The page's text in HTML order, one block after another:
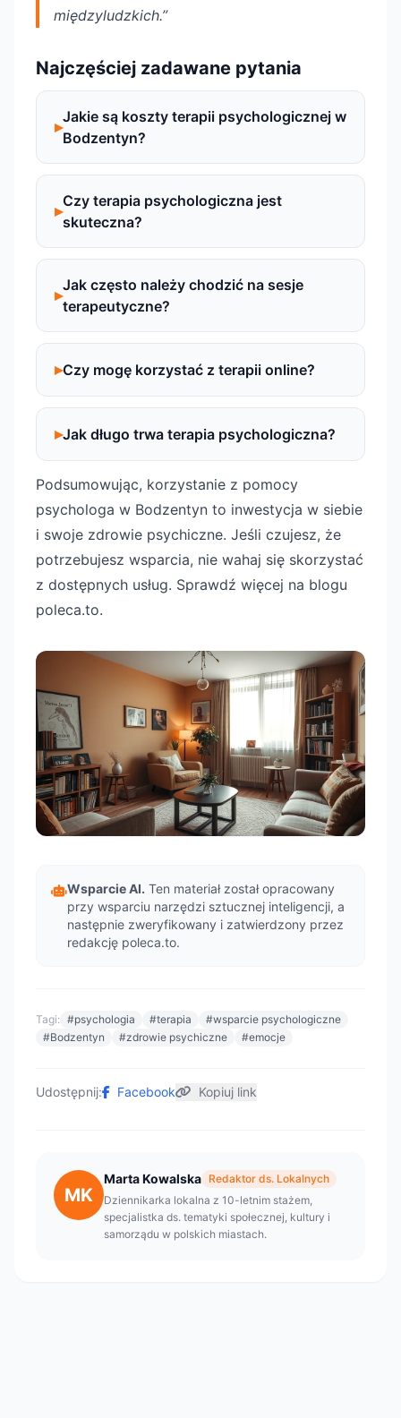
międzyludzkich.”
Najczęściej zadawane pytania
Jakie są koszty terapii psychologicznej w
Bodzentyn?
Czy terapia psychologiczna jest
skuteczna?
Jak często należy chodzić na sesje
terapeutyczne?
Czy mogę korzystać z terapii online?
Jak długo trwa terapia psychologiczna?
Podsumowując, korzystanie z pomocy
psychologa w Bodzentyn to inwestycja w siebie
i swoje zdrowie psychiczne. Jeśli czujesz, że
potrzebujesz wsparcia, nie wahaj się skorzystać
z dostępnych usług. Sprawdź więcej na blogu
poleca.to.
Wsparcie AI. Ten materiał został opracowany
przy wsparciu narzędzi sztucznej inteligencji, a
następnie zweryfikowany i zatwierdzony przez
redakcję poleca.to.
Tagi: #psychologia #terapia
#wsparcie psychologiczne
#Bodzentyn
#zdrowie psychiczne #emocje
Udostępnij: Facebook Kopiuj link
MK
Marta Kowalska Redaktor ds. Lokalnych
Dziennikarka lokalna z 10-letnim stażem,
specjalistka ds. tematyki społecznej, kultury i
samorządu w polskich miastach.